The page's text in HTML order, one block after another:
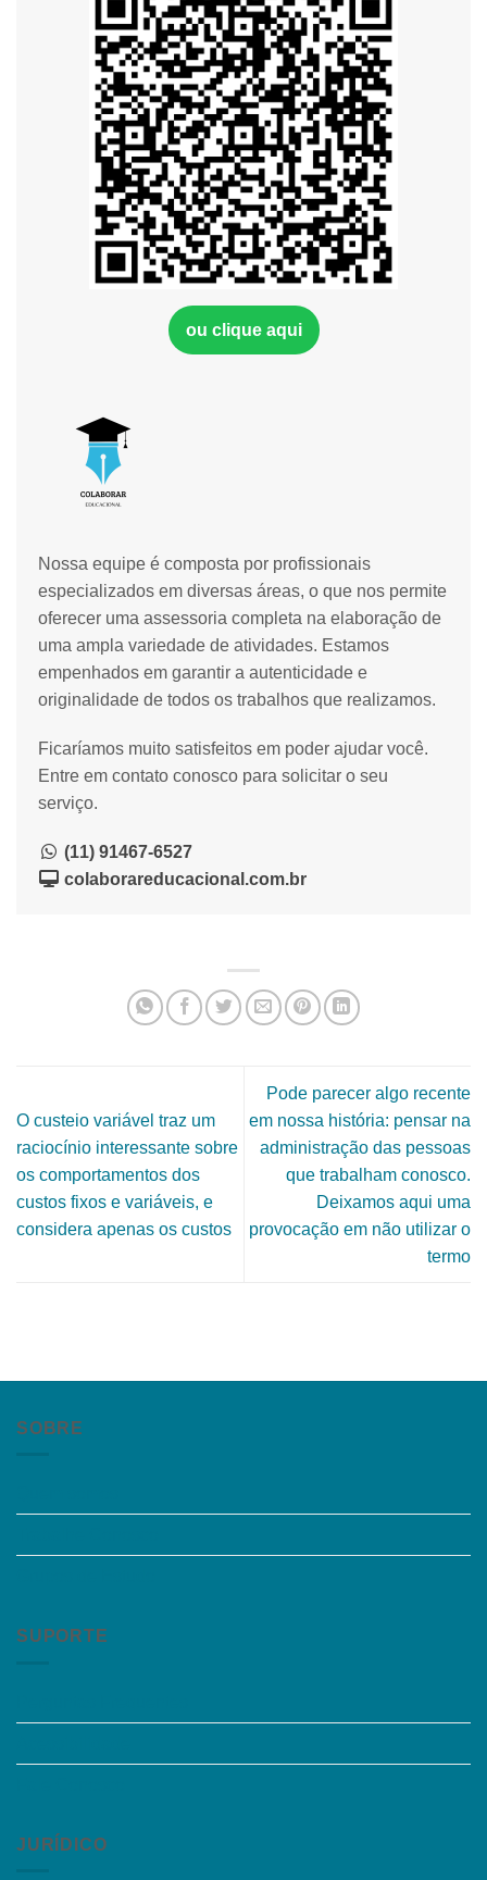
Nossa equipe é composta por profissionais
especializados em diversas áreas, o que nos permite
oferecer uma assessoria completa na elaboração de
uma ampla variedade de atividades. Estamos
empenhados em garantir a autenticidade e
originalidade de todos os trabalhos que realizamos.
Ficaríamos muito satisfeitos em poder ajudar você.
Entre em contato conosco para solicitar o seu
serviço.
(11) 91467-6527
colaborareducacional.com.br
ou clique aqui
O custeio variável traz um
raciocínio interessante sobre
os comportamentos dos
custos fixos e variáveis, e
considera apenas os custos
Pode parecer algo recente
em nossa história: pensar na
administração das pessoas
que trabalham conosco.
Deixamos aqui uma
provocação em não utilizar o
termo
SOBRE
SUPORTE
JURÍDICO